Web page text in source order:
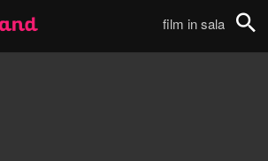
film in sala